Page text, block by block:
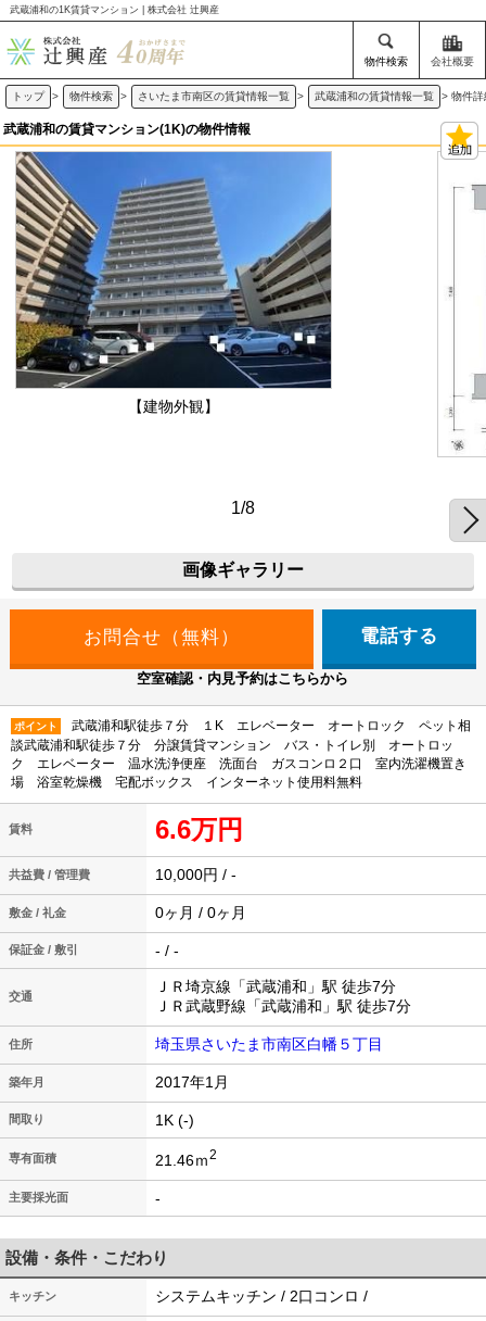
武蔵浦和の1K賃貸マンション | 株式会社 辻興産
物件検索 会社概要
トップ > 物件検索 > さいたま市南区の賃貸情報一覧 > 武蔵浦和の賃貸情報一覧 > 物件詳
武蔵浦和の賃貸マンション(1K)の物件情報
【建物外観】
1/8
画像ギャラリー
電話する
空室確認・内見予約はこちらから
ポイント
武蔵浦和駅徒歩７分 １K エレベーター オートロック ペット相
談武蔵浦和駅徒歩７分 分譲賃貸マンション バス・トイレ別 オートロッ
ク エレベーター 温水洗浄便座 洗面台 ガスコンロ２口 室内洗濯機置き
場 浴室乾燥機 宅配ボックス インターネット使用料無料
賃料 6.6万円
共益費 / 管理費 10,000円 / -
敷金 / 礼金 0ヶ月 / 0ヶ月
保証金 / 敷引 - / -
交通
ＪＲ埼京線「武蔵浦和」駅 徒歩7分
ＪＲ武蔵野線「武蔵浦和」駅 徒歩7分
住所 埼玉県さいたま市南区白幡５丁目
築年月 2017年1月
間取り 1K (-)
専有面積 21.46ｍ2
主要採光面 -
設備・条件・こだわり
キッチン システムキッチン / 2口コンロ /